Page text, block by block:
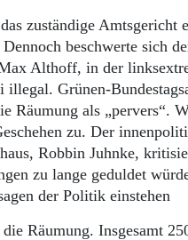
zuständige Amtsgericht
beschwerte sich
Althoff, in der
illegal. Grünen-
Räumung als „pervers“.
zu. Der
Robbin Juhnke,
zu lange geduldet
der Politik einstehen
Räumung. Insgesamt